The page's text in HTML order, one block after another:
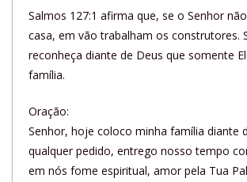
Salmos 127:1 afirma que, se o Senhor
casa, em vão trabalham os construtores.
reconheça diante de Deus que somente
família.
Oração:
Senhor, hoje coloco minha família diante
qualquer pedido, entrego nosso tempo
em nós fome espiritual, amor pela Tua